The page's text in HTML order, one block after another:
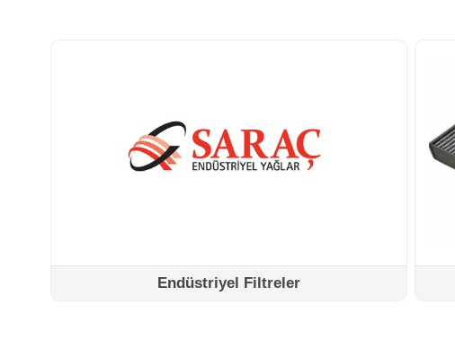
Endüstriyel Filtreler